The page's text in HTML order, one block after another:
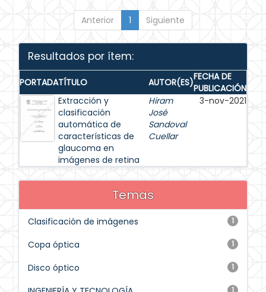
Anterior 1 Siguiente
Resultados por ítem:
PORTADATÍTULO AUTOR(ES)FECHA DE
PUBLICACIÓN
Extracción y
clasificación
automática de
características de
glaucoma en
imágenes de retina
Hiram
José
Sandoval
Cuellar
3-nov-2021
Temas
1
Clasificación de imágenes
1
Copa óptica
1
Disco óptico
1